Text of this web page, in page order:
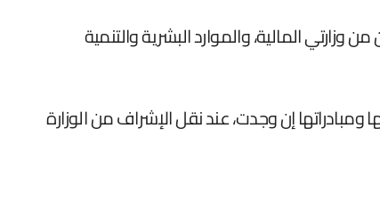
المالية، والموارد البشرية والتنمية
إن وجدت، عند نقل الإشراف من الوزارة